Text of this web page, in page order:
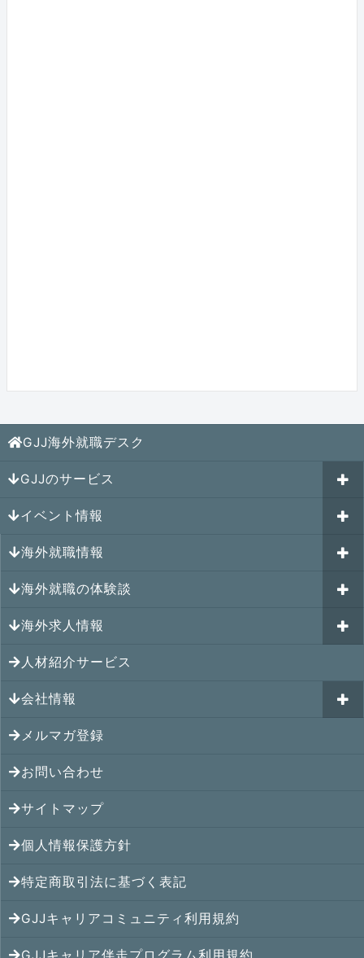
GJJ海外就職デスク
GJJのサービス
海外就職カウンセリング
はじめての海外就職セミナー
キャリアパスポートAI
GJJキャリア伴走プログラム
GJJキャリアコミュニティ
イベント情報
参加受付中のイベント
過去のイベント一覧
海外就職情報
アメリカの就職情報
カナダの就職情報
メキシコの就職情報
ヨーロッパの就職情報
オセアニアの就職情報
シンガポールの就職情報
マレーシアの就職情報
タイの就職情報
ベトナムの就職情報
インドネシアの就職情報
インドの就職情報
海外就職の体験談
海外就職その後の体験談
シンガポール就職の体験談
マレーシア就職の体験談
タイ就職の体験談
ベトナム就職の体験談
インドネシア就職の体験談
インド就職の体験談
フィリピン就職の体験談
ミャンマー就職の体験談
香港就職の体験談
海外求人情報
シンガポールの求人
マレーシアの求人
タイの求人
ベトナムの求人
インドネシアの求人
インドの求人
フィリピンの求人
カンボジアの求人
ミャンマーの求人
人材紹介サービス
会社情報
アクセス
メンバー紹介
提携先
コンサルタント
メルマガ登録
お問い合わせ
サイトマップ
個人情報保護方針
特定商取引法に基づく表記
GJJキャリアコミュニティ利用規約